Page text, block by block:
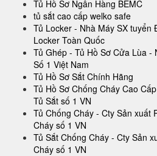
Tủ Hồ Sơ Ngân Hàng BEMC
tủ sắt cao cấp welko safe
Tủ Locker - Nhà Máy SX tuyển
Locker Toàn Quốc
Tủ Ghép - Tủ Hồ Sơ Cửa Lùa -
Số 1 Việt Nam
Tủ Hồ Sơ Sắt Chính Hãng
Tủ Hồ Sơ Chống Cháy Cao
Tủ Sắt số 1 VN
Tủ Chống Cháy - Cty Sản xuất
Cháy số 1 VN
Tủ Sắt Chống Cháy - Cty Sản
Cháy số 1 VN